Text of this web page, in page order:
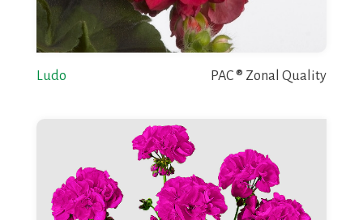
Ludo PAC ® Zonal Quality